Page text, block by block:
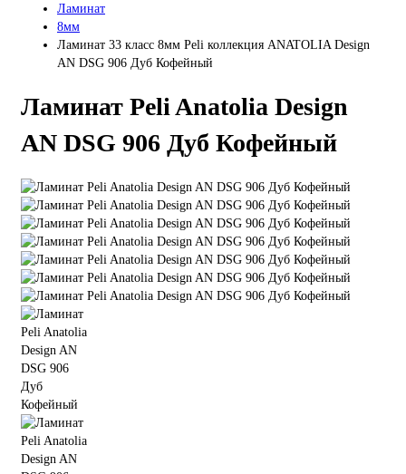
Ламинат
8мм
Ламинат 33 класс 8мм Peli коллекция ANATOLIA Design
AN DSG 906 Дуб Кофейный
Ламинат Peli Anatolia Design
AN DSG 906 Дуб Кофейный